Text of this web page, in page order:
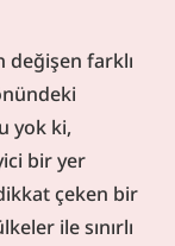
değişen farklı
yok ki,
bir yer
çeken bir
ile sınırlı